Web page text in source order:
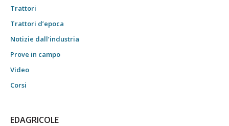
Trattori
Trattori d’epoca
Notizie dall’industria
Prove in campo
Video
Corsi
EDAGRICOLE